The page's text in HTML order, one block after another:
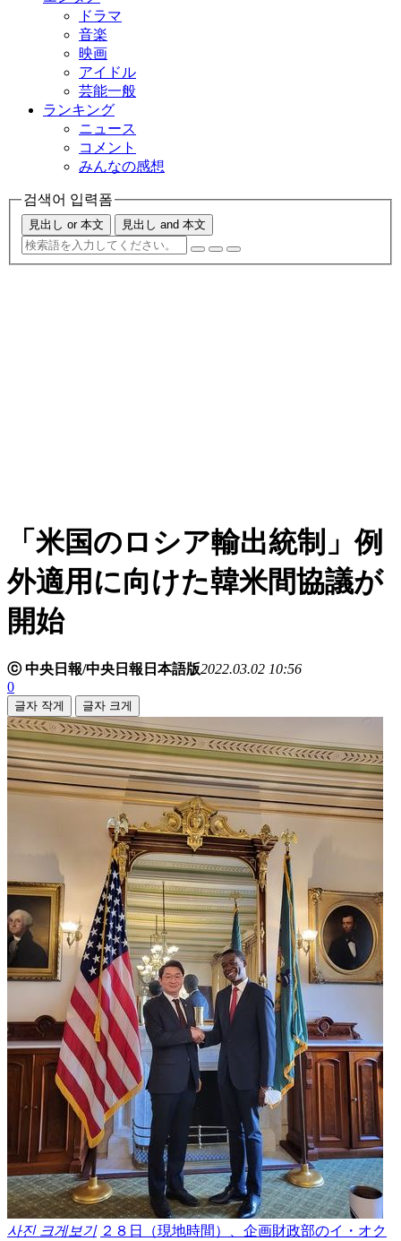
ドラマ
音楽
映画
アイドル
芸能一般
ランキング
ニュース
コメント
みんなの感想
검색어 입력폼
見出し or 本文 見出し and 本文
「米国のロシア輸出統制」例
外適用に向けた韓米間協議が
開始
ⓒ 中央日報/中央日報日本語版2022.03.02 10:56
0
글자 작게 글자 크게
사진 크게보기 ２８日（現地時間）、企画財政部のイ・オク